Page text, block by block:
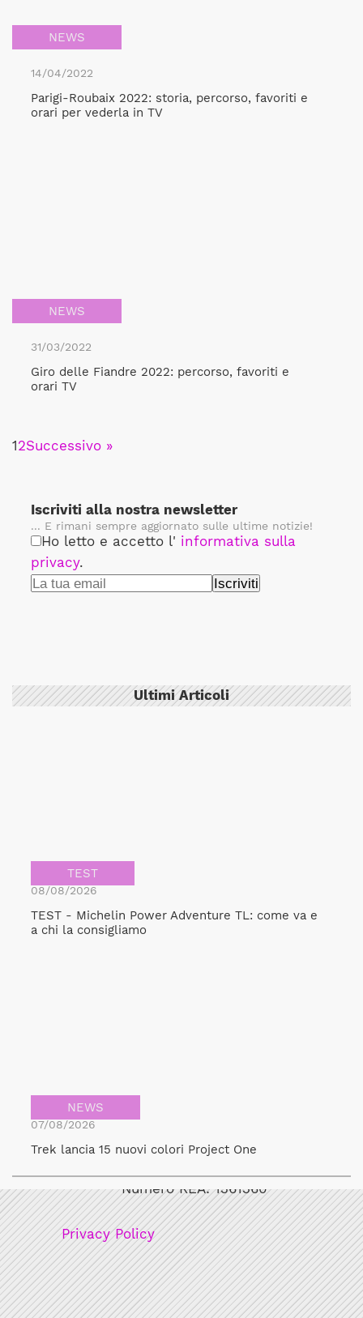
NEWS
14/04/2022
Parigi-Roubaix 2022: storia, percorso, favoriti e
orari per vederla in TV
NEWS
31/03/2022
Giro delle Fiandre 2022: percorso, favoriti e
orari TV
12Successivo »
Iscriviti alla nostra newsletter
... E rimani sempre aggiornato sulle ultime notizie!
Ho letto e accetto l' informativa sulla
privacy.
Ultimi Articoli
TEST
08/08/2026
TEST - Michelin Power Adventure TL: come va e
a chi la consigliamo
NEWS
07/08/2026
Trek lancia 15 nuovi colori Project One
Bicicult srl
Numero REA: 1361360
Privacy Policy